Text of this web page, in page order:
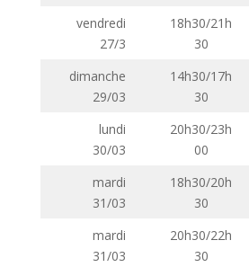
vendredi
27/3
18h30/21h
30
dimanche
29/03
14h30/17h
30
lundi
30/03
20h30/23h
00
mardi
31/03
18h30/20h
30
mardi
31/03
20h30/22h
30